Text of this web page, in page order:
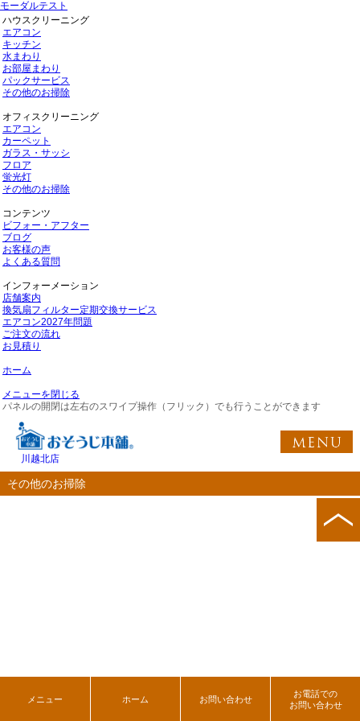
モーダルテスト
ハウスクリーニング
エアコン
キッチン
水まわり
お部屋まわり
パックサービス
その他のお掃除
オフィスクリーニング
エアコン
カーペット
ガラス・サッシ
フロア
蛍光灯
その他のお掃除
コンテンツ
ビフォー・アフター
ブログ
お客様の声
よくある質問
インフォーメーション
店舗案内
換気扇フィルター定期交換サービス
エアコン2027年問題
ご注文の流れ
お見積り
ホーム
メニューを閉じる
パネルの開閉は左右のスワイプ操作（フリック）でも行うことができます
川越北店
その他のお掃除
メニュー ホーム お問い合わせ
お電話での
お問い合わせ